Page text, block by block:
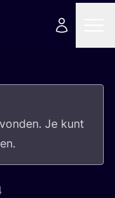
Je kunt